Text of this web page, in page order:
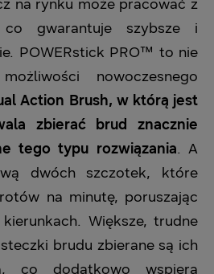
na rynku może pracować z
gwarantuje szybsze i
POWERstick PRO™ to nie
nowoczesnego
Action Brush, w którą jest
zbierać brud znacznie
tego typu rozwiązania. A
dwóch szczotek, które
na minutę, poruszając
Większe, trudne
brudu zbierane są ich
co dodatkowo wspiera